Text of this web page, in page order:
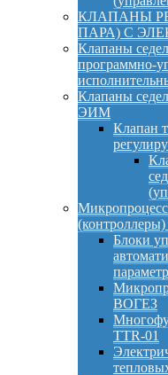
КЛАПАНЫ
ПАРА) С
Клапаны
программно-
Клапаны
ЭИМ
Клапан
Блоки
ВОГЕЗ
TTR-01